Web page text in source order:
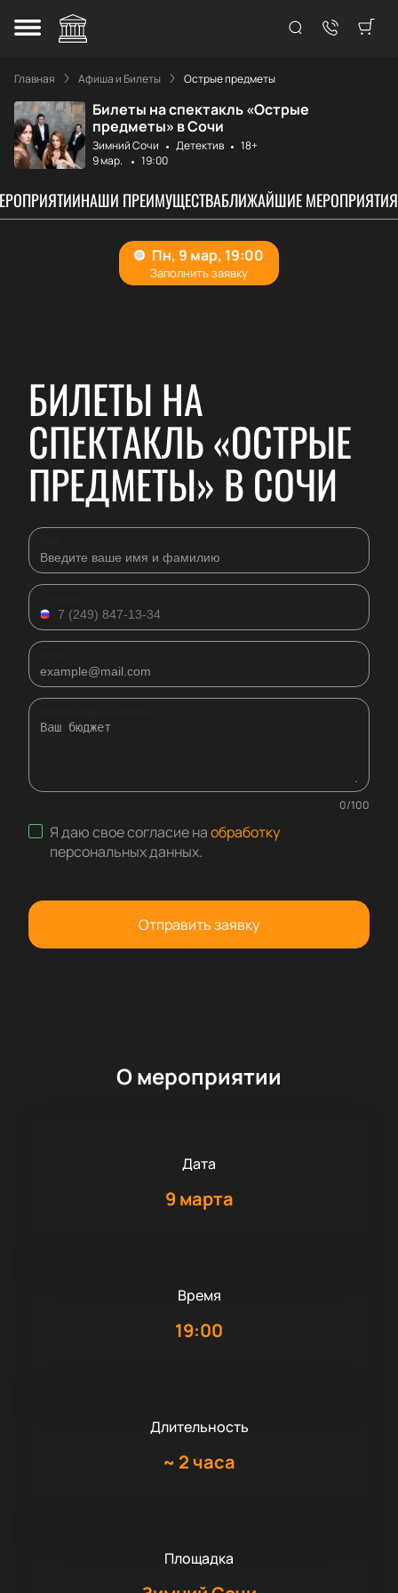
Главная Афиша и Билеты Острые предметы
Билеты на спектакль «Острые
предметы» в Сочи
Зимний Сочи Детектив
18+
9 мар.
19:00
НАШИ ПРЕИМУЩЕСТВАБЛИЖАЙШИЕ МЕРОПРИЯТИЯ
БИЛЕТЫ НА
СПЕКТАКЛЬ «ОСТРЫЕ
ПРЕДМЕТЫ» В СОЧИ
0/100
Я даю свое согласие наобработку
персональных данных.
Отправить заявку
О мероприятии
Дата
9 марта
Время
19:00
Длительность
~ 2 часа
Площадка